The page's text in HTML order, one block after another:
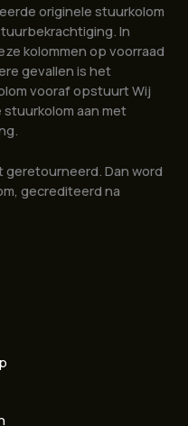
originele stuurkolom
In
kolommen op voorraad
gevallen is het
vooraf opstuurt Wij
aan met
geretourneerd. Dan word
gecrediteerd na